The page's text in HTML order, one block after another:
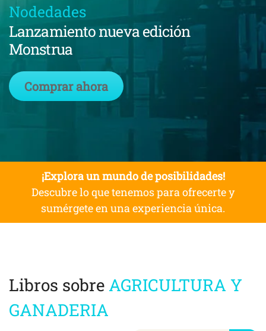
Nodedades
Lanzamiento nueva edición
Monstrua
Comprar ahora
¡Explora un mundo de posibilidades!
Descubre lo que tenemos para ofrecerte y
sumérgete en una experiencia única.
Libros sobre AGRICULTURA Y
GANADERIA